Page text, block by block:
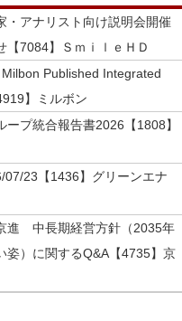
・アナリスト向け説明会開催
【7084】ＳｍｉｌｅＨＤ
Published Integrated
】ミルボン
ープ統合報告書2026【1808】
07/23【1436】グリーンエナ
進 中長期経営方針（2035年
姿）に関するQ&A【4735】京